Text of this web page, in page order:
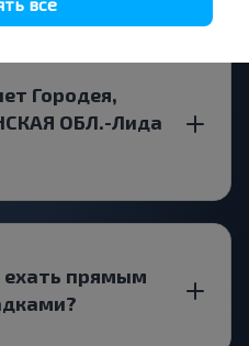
Городея,
ОБЛ.-Лида
ехать прямым